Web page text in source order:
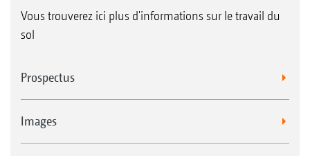
Vous trouverez ici plus d'informations sur le travail du
sol
Prospectus
Images